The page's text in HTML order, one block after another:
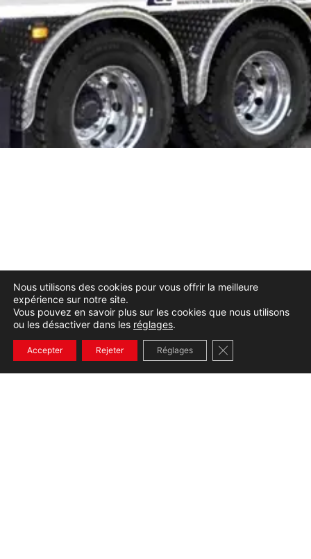
+33232654536 CONTACT
Nous utilisons des cookies pour vous offrir la meilleure
expérience sur notre site.
Vous pouvez en savoir plus sur les cookies que nous utilisons
ou les désactiver dans les réglages.
Accepter Rejeter Réglages Fermer la bannière